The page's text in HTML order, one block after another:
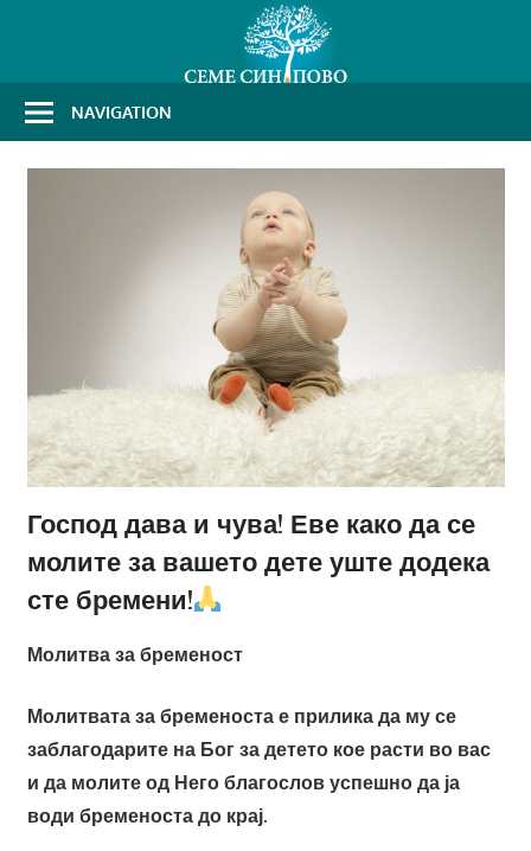
NAVIGATION
Господ дава и чува! Еве како да се
молите за вашето дете уште додека
сте бремени!
Молитва за бременост
Молитвата за бременоста е прилика да му се
заблагодарите на Бог за детето кое расти во вас
и да молите од Него благослов успешно да ја
води бременоста до крај.